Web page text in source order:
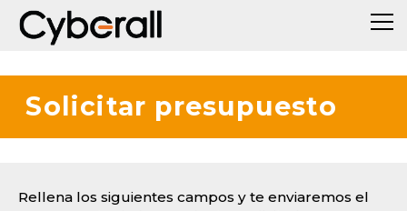
Solicitar presupuesto
Rellena los siguientes campos y te enviaremos el